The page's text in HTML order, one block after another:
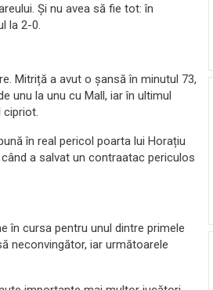
Și nu avea să fie tot: în
la 2-0.
Mitriță a avut o șansă în minutul 73,
unu la unu cu Mall, iar în ultimul
cipriot.
în real pericol poarta lui Horațiu
a salvat un contraatac periculos
în cursa pentru unul dintre primele
neconvingător, iar următoarele